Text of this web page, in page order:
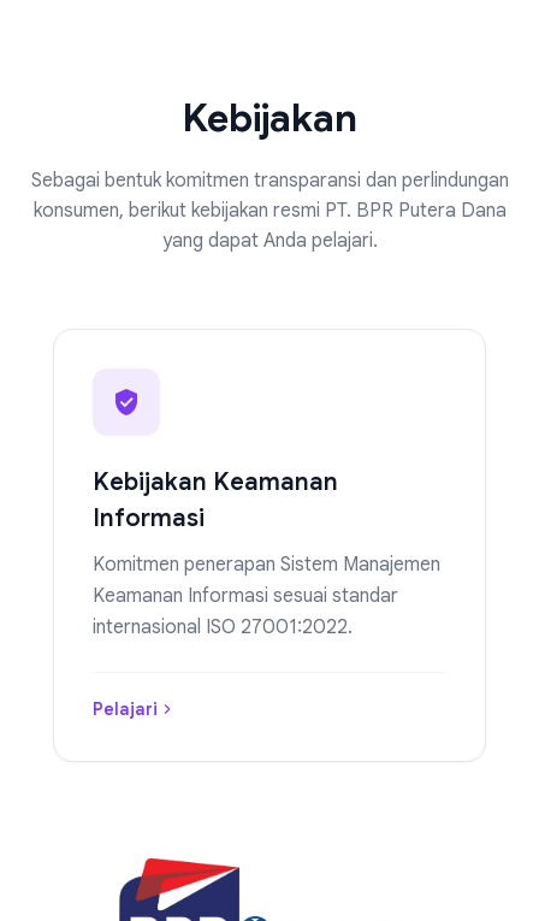
Kebijakan
Sebagai bentuk komitmen transparansi dan perlindungan
konsumen, berikut kebijakan resmi PT. BPR Putera Dana
yang dapat Anda pelajari.
Kebijakan Keamanan
Informasi
Komitmen penerapan Sistem Manajemen
Keamanan Informasi sesuai standar
internasional ISO 27001:2022.
Pelajari